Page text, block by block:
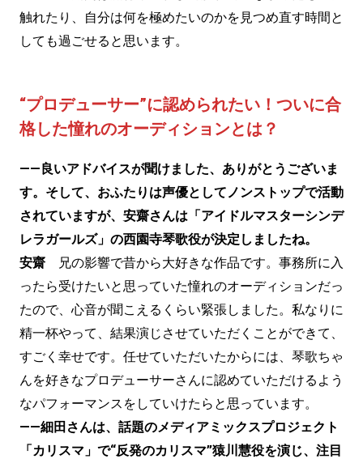
触れたり、自分は何を極めたいのかを見つめ直す時間と
しても過ごせると思います。
“プロデューサー”に認められたい！ついに合
格した憧れのオーディションとは？
——良いアドバイスが聞けました、ありがとうございま
す。そして、おふたりは声優としてノンストップで活動
されていますが、安齋さんは「アイドルマスターシンデ
レラガールズ」の西園寺琴歌役が決定しましたね。
安齋 兄の影響で昔から大好きな作品です。事務所に入
ったら受けたいと思っていた憧れのオーディションだっ
たので、心音が聞こえるくらい緊張しました。私なりに
精一杯やって、結果演じさせていただくことができて、
すごく幸せです。任せていただいたからには、琴歌ちゃ
んを好きなプロデューサーさんに認めていただけるよう
なパフォーマンスをしていけたらと思っています。
——細田さんは、話題のメディアミックスプロジェクト
「カリスマ」で“反発のカリスマ”猿川慧役を演じ、注目